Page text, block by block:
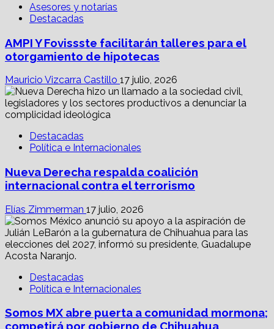
Asesores y notarías
Destacadas
AMPI Y Fovissste facilitarán talleres para el
otorgamiento de hipotecas
Mauricio Vizcarra Castillo 17 julio, 2026
Destacadas
Política e Internacionales
Nueva Derecha respalda coalición
internacional contra el terrorismo
Elías Zimmerman 17 julio, 2026
Destacadas
Política e Internacionales
Somos MX abre puerta a comunidad mormona;
competirá por gobierno de Chihuahua